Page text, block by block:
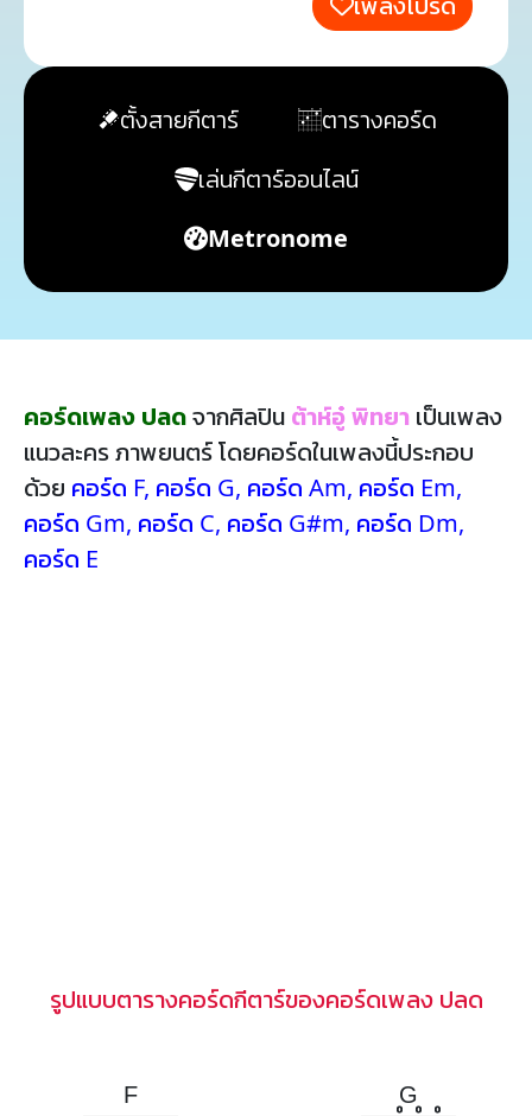
ตั้งสายกีตาร์
ตารางคอร์ด
เล่นกีตาร์ออนไลน์
Metronome
คอร์ดเพลง ปลดจากศิลปิน ต้าห์อู๋ พิทยา เป็นเพลง
แนวละคร ภาพยนตร์ โดยคอร์ดในเพลงนี้ประกอบ
ด้วย คอร์ด F, คอร์ด G, คอร์ด Am, คอร์ด Em,
คอร์ด Gm, คอร์ด C, คอร์ด G#m, คอร์ด Dm,
คอร์ด E
รูปแบบตารางคอร์ดกีตาร์ของคอร์ดเพลง ปลด
F G
o o o